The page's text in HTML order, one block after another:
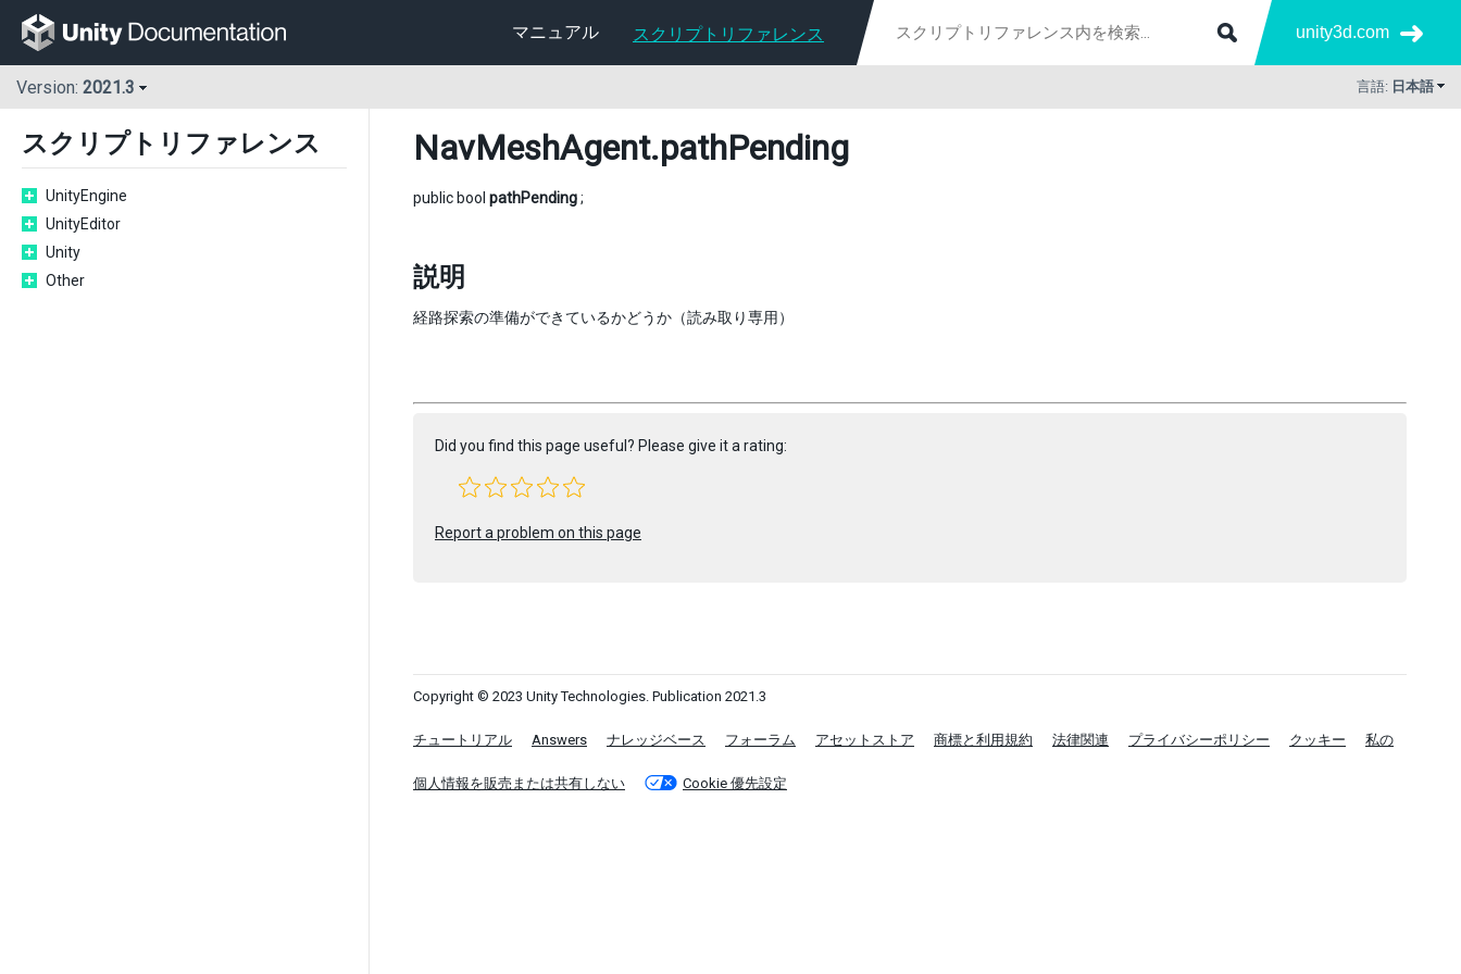
マニュアル スクリプトリファレンス unity3d.com
Version: 2021.3 言語: 日本語
スクリプトリファレンス
UnityEngine
UnityEditor
Unity
Other
NavMeshAgent.pathPending
public bool pathPending;
説明
経路探索の準備ができているかどうか（読み取り専用）
Did you find this page useful? Please give it a rating:
Report a problem on this page
Copyright © 2023 Unity Technologies. Publication 2021.3
チュートリアル Answers ナレッジベース フォーラム アセットストア 商標と利用規約 法律関連 プライバシーポリシー クッキー 私の
個人情報を販売または共有しない Cookie 優先設定